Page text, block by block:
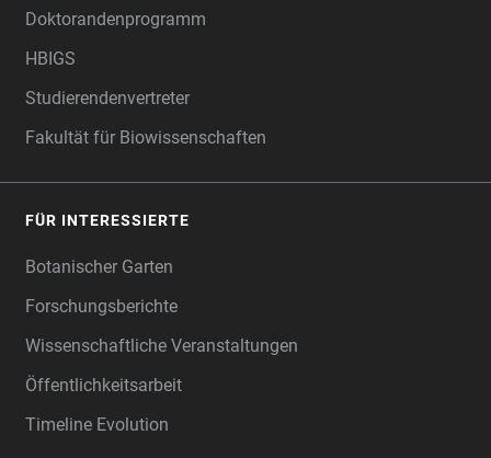
Doktorandenprogramm
HBIGS
Studierendenvertreter
Fakultät für Biowissenschaften
FÜR INTERESSIERTE
Botanischer Garten
Forschungsberichte
Wissenschaftliche Veranstaltungen
Öffentlichkeitsarbeit
Timeline Evolution